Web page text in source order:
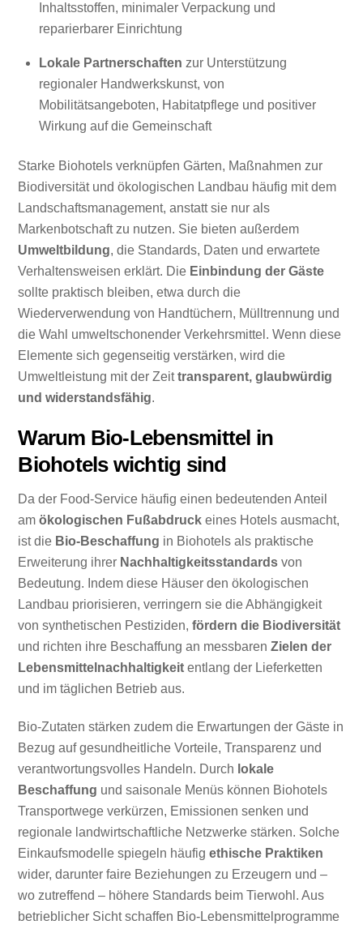
Inhaltsstoffen, minimaler Verpackung und
reparierbarer Einrichtung
Lokale Partnerschaften zur Unterstützung
regionaler Handwerkskunst, von
Mobilitätsangeboten, Habitatpflege und positiver
Wirkung auf die Gemeinschaft
Starke Biohotels verknüpfen Gärten, Maßnahmen zur
Biodiversität und ökologischen Landbau häufig mit dem
Landschaftsmanagement, anstatt sie nur als
Markenbotschaft zu nutzen. Sie bieten außerdem
Umweltbildung, die Standards, Daten und erwartete
Verhaltensweisen erklärt. Die Einbindung der Gäste
sollte praktisch bleiben, etwa durch die
Wiederverwendung von Handtüchern, Mülltrennung und
die Wahl umweltschonender Verkehrsmittel. Wenn diese
Elemente sich gegenseitig verstärken, wird die
Umweltleistung mit der Zeittransparent, glaubwürdig
und widerstandsfähig.
Warum Bio-Lebensmittel in
Biohotels wichtig sind
Da der Food-Service häufig einen bedeutenden Anteil
amökologischen Fußabdruck eines Hotels ausmacht,
ist die Bio-Beschaffung in Biohotels als praktische
Erweiterung ihrer Nachhaltigkeitsstandards von
Bedeutung. Indem diese Häuser den ökologischen
Landbau priorisieren, verringern sie die Abhängigkeit
von synthetischen Pestiziden,fördern die Biodiversität
und richten ihre Beschaffung an messbarenZielen der
Lebensmittelnachhaltigkeit entlang der Lieferketten
und im täglichen Betrieb aus.
Bio-Zutaten stärken zudem die Erwartungen der Gäste in
Bezug auf gesundheitliche Vorteile, Transparenz und
verantwortungsvolles Handeln. Durch lokale
Beschaffung und saisonale Menüs können Biohotels
Transportwege verkürzen, Emissionen senken und
regionale landwirtschaftliche Netzwerke stärken. Solche
Einkaufsmodelle spiegeln häufigethische Praktiken
wider, darunter faire Beziehungen zu Erzeugern und –
wo zutreffend – höhere Standards beim Tierwohl. Aus
betrieblicher Sicht schaffen Bio-Lebensmittelprogramme